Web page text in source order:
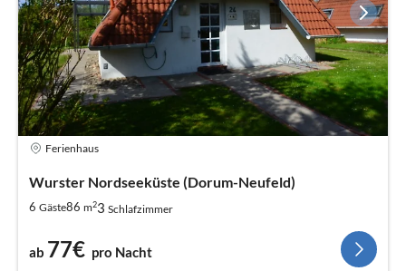
Ferienhaus
Wurster Nordseeküste (Dorum-Neufeld)
6 Gäste86 m23 Schlafzimmer
ab 77€ pro Nacht